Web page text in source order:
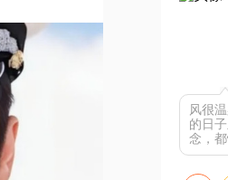
风很
的日
念，